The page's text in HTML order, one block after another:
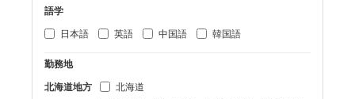
語学
日本語
英語 中国語 韓国語
勤務地
北海道地方
北海道